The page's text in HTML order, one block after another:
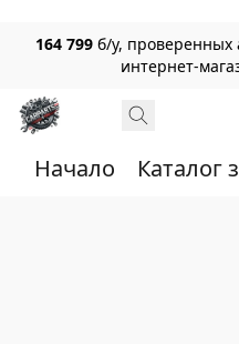
164 799 б/у, проверенных
интернет-
Начало Каталог